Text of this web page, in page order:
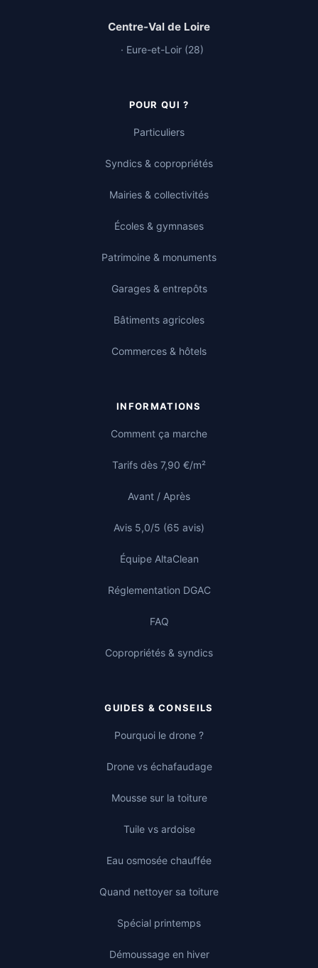
Centre-Val de Loire
· Eure-et-Loir (28)
POUR QUI ?
Particuliers
Syndics & copropriétés
Mairies & collectivités
Écoles & gymnases
Patrimoine & monuments
Garages & entrepôts
Bâtiments agricoles
Commerces & hôtels
INFORMATIONS
Comment ça marche
Tarifs dès 7,90 €/m²
Avant / Après
Avis 5,0/5 (65 avis)
Équipe AltaClean
Réglementation DGAC
FAQ
Copropriétés & syndics
GUIDES & CONSEILS
Pourquoi le drone ?
Drone vs échafaudage
Mousse sur la toiture
Tuile vs ardoise
Eau osmosée chauffée
Quand nettoyer sa toiture
Spécial printemps
Démoussage en hiver